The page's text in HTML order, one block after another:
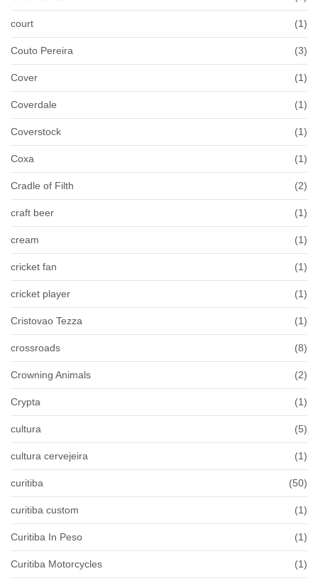
court (1)
Couto Pereira (3)
Cover (1)
Coverdale (1)
Coverstock (1)
Coxa (1)
Cradle of Filth (2)
craft beer (1)
cream (1)
cricket fan (1)
cricket player (1)
Cristovao Tezza (1)
crossroads (8)
Crowning Animals (2)
Crypta (1)
cultura (5)
cultura cervejeira (1)
curitiba (50)
curitiba custom (1)
Curitiba In Peso (1)
Curitiba Motorcycles (1)